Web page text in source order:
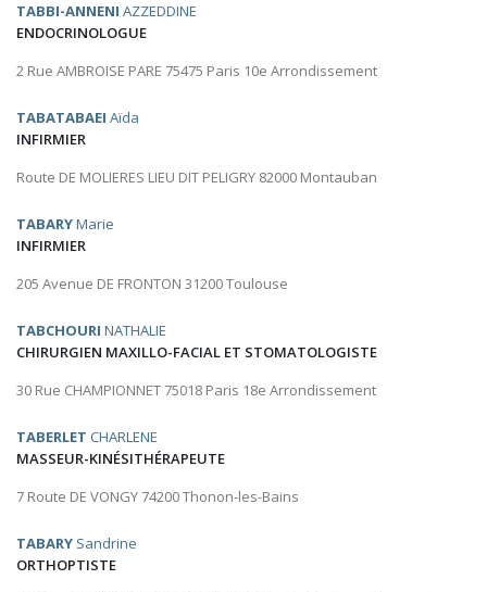
TABBI-ANNENI AZZEDDINE
ENDOCRINOLOGUE
2 Rue AMBROISE PARE 75475 Paris 10e Arrondissement
TABATABAEI Aïda
INFIRMIER
Route DE MOLIERES LIEU DIT PELIGRY 82000 Montauban
TABARYMarie
INFIRMIER
205 Avenue DE FRONTON 31200 Toulouse
TABCHOURI NATHALIE
CHIRURGIEN MAXILLO-FACIAL ET STOMATOLOGISTE
30 Rue CHAMPIONNET 75018 Paris 18e Arrondissement
TABERLET CHARLENE
MASSEUR-KINÉSITHÉRAPEUTE
7 Route DE VONGY 74200 Thonon-les-Bains
TABARY Sandrine
ORTHOPTISTE